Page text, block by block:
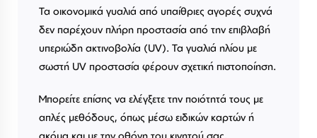
Τα οικονομικά γυαλιά από υπαίθριες αγορές συχνά
δεν παρέχουν πλήρη προστασία από την επιβλαβή
υπεριώδη ακτινοβολία (UV). Τα γυαλιά ηλίου με
σωστή UV προστασία φέρουν σχετική πιστοποίηση.
Μπορείτε επίσης να ελέγξετε την ποιότητά τους με
απλές μεθόδους, όπως μέσω ειδικών καρτών ή
ακόμα και με την οθόνη του κινητού σας.